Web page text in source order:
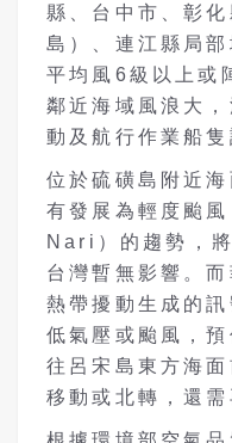
縣、台中市、彰
島）、連江縣局
平均風6級以上或
鄰近海域風浪大
動及航行作業船隻
位於硫磺島附近
有發展為輕度颱
Nari）的趨勢，
台灣暫無影響。
熱帶擾動生成的
低氣壓或颱風，
往呂宋島東方海
移動或北轉，還需